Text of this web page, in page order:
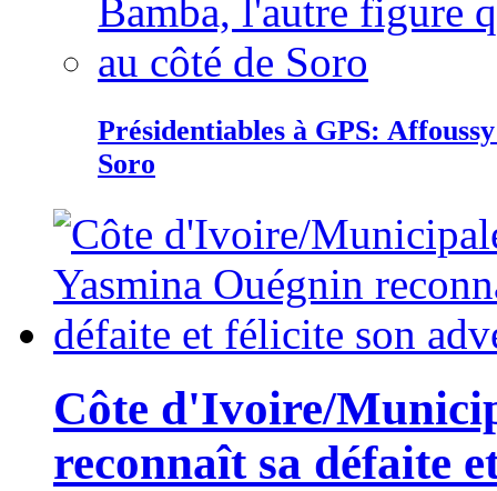
Présidentiables à GPS:
Soro
Côte d'Ivoire/
reconnaît sa défaite